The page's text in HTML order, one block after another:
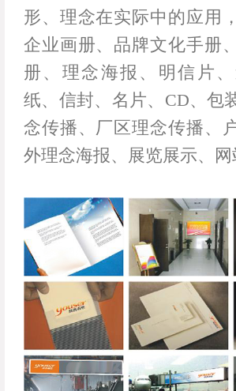
形、理念在实际中的应用
企业画册、品牌文化手册
册、理念海报、明信片
纸、信封、名片、CD、包
念传播、厂区理念传播、
外理念海报、展览展示、网